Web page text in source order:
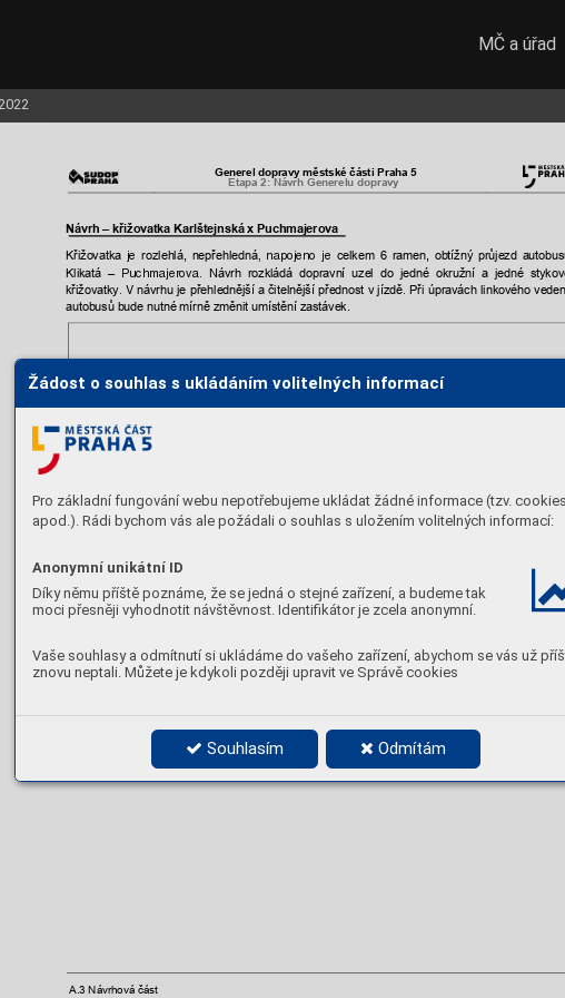
Žádost o souhlas s ukládáním volitelných informací
Pro základní fungování webu nepotřebujeme ukládat žádné informace (tzv. cookies
apod.). Rádi bychom vás ale požádali o souhlas s uložením volitelných informací:
Anonymní unikátní ID
Díky němu příště poznáme, že se jedná o stejné zařízení, a budeme tak
moci přesněji vyhodnotit návštěvnost. Identifikátor je zcela anonymní.
Vaše souhlasy a odmítnutí si ukládáme do vašeho zařízení, abychom se vás už
znovu neptali. Můžete je kdykoli později upravit ve Správě cookies
Souhlasím Odmítám
Generel dopravy městské části Praha 5
Etapa 2: Návrh Generelu dopravy
A.3 Návrhová část
Návrh – křižovatka Karlštejnská x Puchmajerova
Křižovatka je rozlehlá, nepřehledná, napojeno je celkem 6 ramen, obtížný průjezd
Klikatá – Puchmajerova. Návrh rozkládá dopravní uzel do jedné okružní a jedné
křižovatky. V návrhu je přehlednější a čitelnější přednost v jízdě. Při úpravách linkového
autobusů bude nutné mírně změnit umístění zastávek.
Studie možn ostí dopravního zk lidnění oblasti Jinon
MČ a úřad